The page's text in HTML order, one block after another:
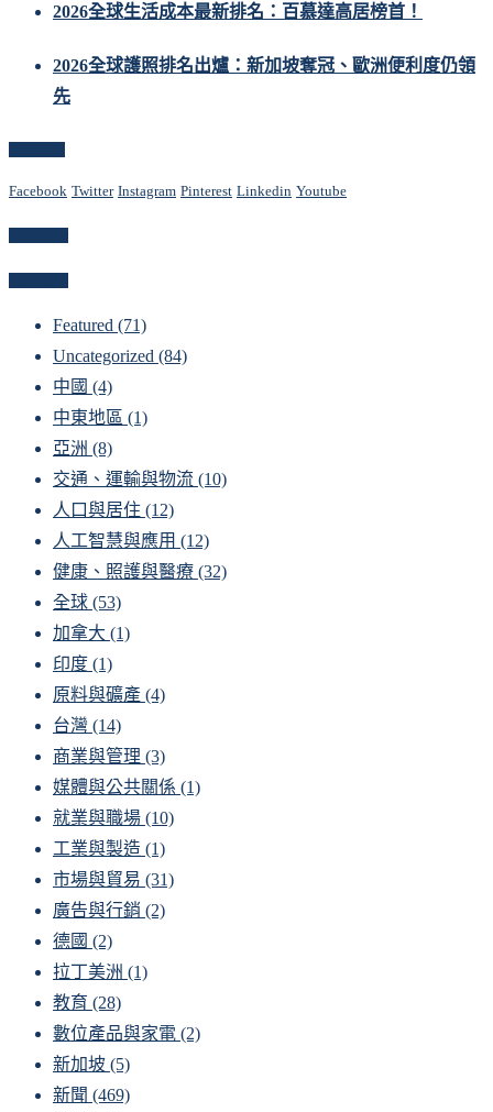
2026全球生活成本最新排名：百慕達高居榜首！
2026全球護照排名出爐：新加坡奪冠、歐洲便利度仍領
先
Facebook Twitter Instagram Pinterest Linkedin Youtube
Featured (71)
Uncategorized (84)
中國 (4)
中東地區 (1)
亞洲 (8)
交通、運輸與物流 (10)
人口與居住 (12)
人工智慧與應用 (12)
健康、照護與醫療 (32)
全球 (53)
加拿大 (1)
印度 (1)
原料與礦產 (4)
台灣 (14)
商業與管理 (3)
媒體與公共關係 (1)
就業與職場 (10)
工業與製造 (1)
市場與貿易 (31)
廣告與行銷 (2)
德國 (2)
拉丁美洲 (1)
教育 (28)
數位產品與家電 (2)
新加坡 (5)
新聞 (469)